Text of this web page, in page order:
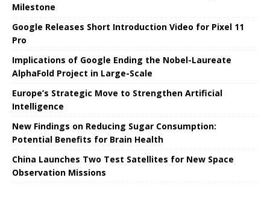
Milestone
Google Releases Short Introduction Video for Pixel 11
Pro
Implications of Google Ending the Nobel-Laureate
AlphaFold Project in Large-Scale
Europe’s Strategic Move to Strengthen Artificial
Intelligence
New Findings on Reducing Sugar Consumption:
Potential Benefits for Brain Health
China Launches Two Test Satellites for New Space
Observation Missions